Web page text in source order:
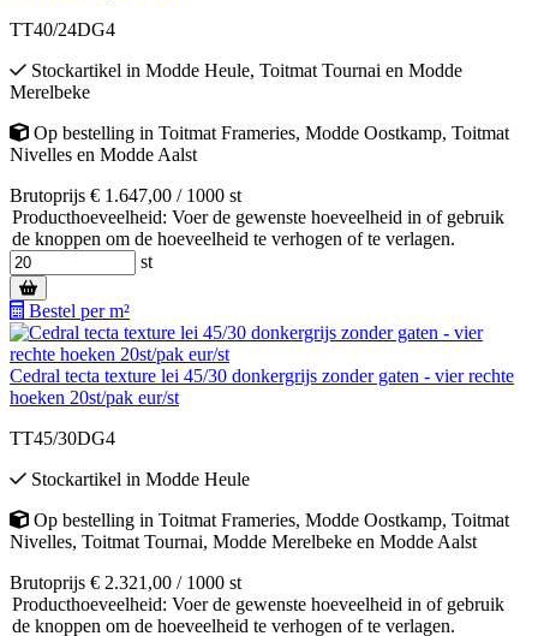
TT40/24DG4
Stockartikel in Modde Heule, Toitmat Tournai en Modde
Merelbeke
Op bestelling in Toitmat Frameries, Modde Oostkamp, Toitmat
Nivelles en Modde Aalst
Brutoprijs € 1.647,00 / 1000 st
Producthoeveelheid: Voer de gewenste hoeveelheid in of gebruik
de knoppen om de hoeveelheid te verhogen of te verlagen.
st
Bestel per m²
Cedral tecta texture lei 45/30 donkergrijs zonder gaten - vier rechte
hoeken 20st/pak eur/st
TT45/30DG4
Stockartikel in Modde Heule
Op bestelling in Toitmat Frameries, Modde Oostkamp, Toitmat
Nivelles, Toitmat Tournai, Modde Merelbeke en Modde Aalst
Brutoprijs € 2.321,00 / 1000 st
Producthoeveelheid: Voer de gewenste hoeveelheid in of gebruik
de knoppen om de hoeveelheid te verhogen of te verlagen.